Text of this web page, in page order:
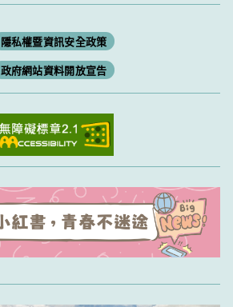
隱私權暨資訊安全政策
政府網站資料開放宣告